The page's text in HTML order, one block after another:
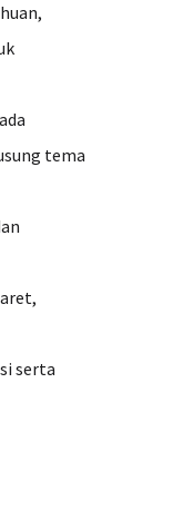
tema
serta